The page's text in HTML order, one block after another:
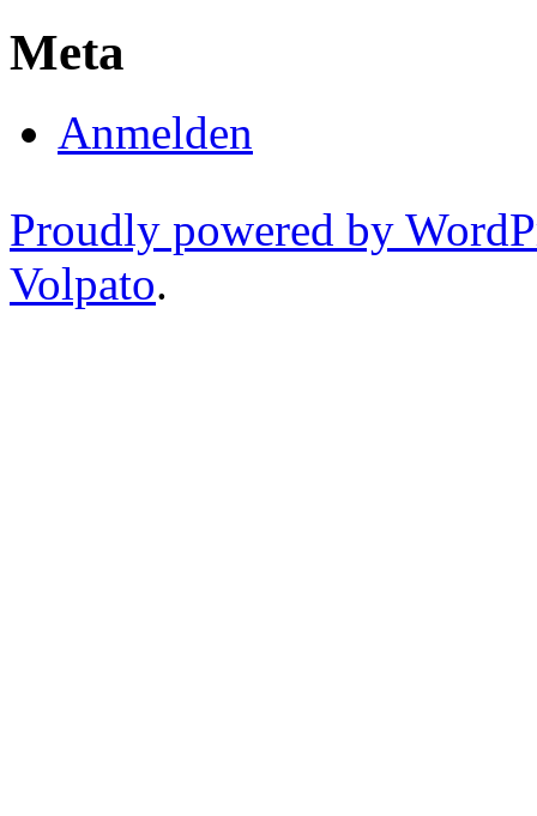
Meta
Anmelden
Proudly powered by
Volpato.